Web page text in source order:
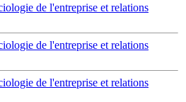
de l'entreprise et relations
de l'entreprise et relations
de l'entreprise et relations